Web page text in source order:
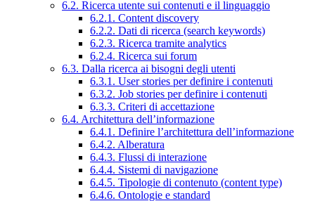
6.2. Ricerca utente sui contenuti e il linguaggio
6.2.1. Content discovery
6.2.2. Dati di ricerca (search keywords)
6.2.3. Ricerca tramite analytics
6.2.4. Ricerca sui forum
6.3. Dalla ricerca ai bisogni degli utenti
6.3.1. User stories per definire i contenuti
6.3.2. Job stories per definire i contenuti
6.3.3. Criteri di accettazione
6.4. Architettura dell’informazione
6.4.1. Definire l’architettura dell’informazione
6.4.2. Alberatura
6.4.3. Flussi di interazione
6.4.4. Sistemi di navigazione
6.4.5. Tipologie di contenuto (content type)
6.4.6. Ontologie e standard